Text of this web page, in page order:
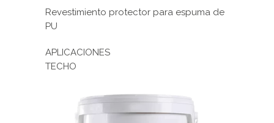
Revestimiento protector para espuma de
PU
APLICACIONES
TECHO